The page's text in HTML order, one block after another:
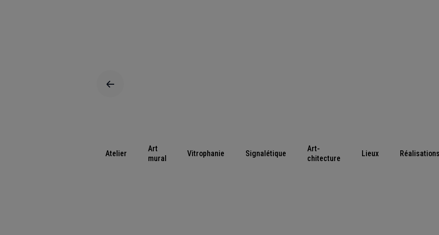
Atelier
Art
mural
Vitrophanie Signalétique
Art-
chitecture
Lieux Réalisations